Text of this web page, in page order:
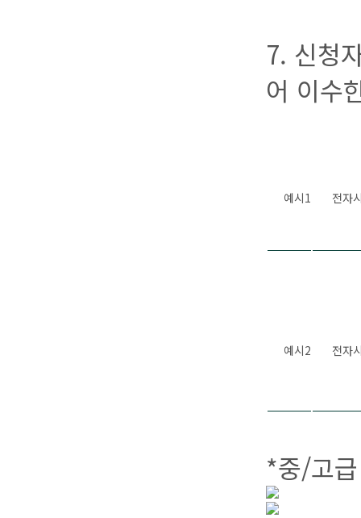
7. 신청
어 이수
예시1 전자
예시2 전자
*중/고